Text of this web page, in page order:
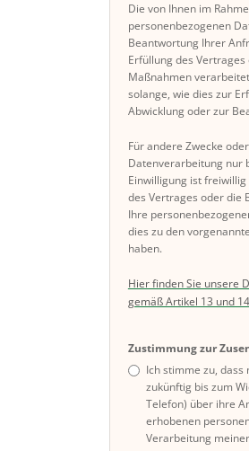
Die von Ihnen im
personenbezogenen
Beantwortung Ihrer
Erfüllung des
Maßnahmen
solange, wie dies zur
Abwicklung oder zur
Für andere Zwecke
Datenverarbeitung nur
Einwilligung ist
des Vertrages oder die
Ihre
dies zu den
haben.
Hier finden Sie unsere
gemäß Artikel 13 und
Zustimmung zur
Ich stimme zu,
zukünftig bis zum
Telefon) über ihre
erhobenen
Verarbeitung